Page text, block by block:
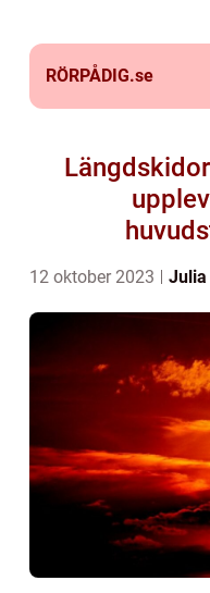
RÖRPÅDIG.se
12 oktober 2023 Julia